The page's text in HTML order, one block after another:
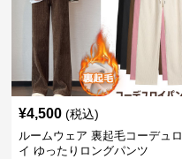
¥4,500 (税込)
ルームウェア 裏起毛コーデュロ
イ ゆったりロングパンツ